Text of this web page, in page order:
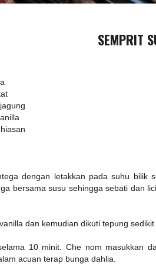
SEMPRIT
dengan letakkan pada suhu bilik
bersama susu sehingga sebati dan
dan kemudian dikuti tepung
10 minit. Che nom masukkan
acuan terap bunga dahlia.